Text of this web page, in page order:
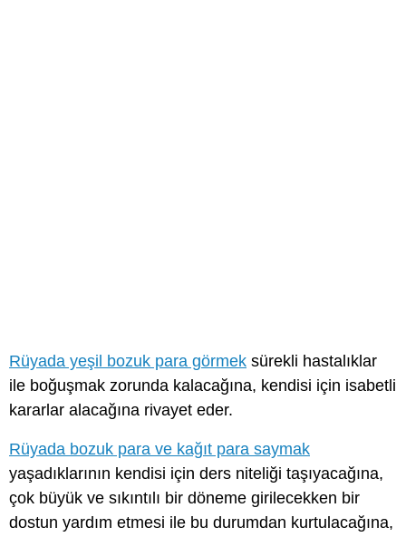
Rüyada yeşil bozuk para görmek sürekli hastalıklar
ile boğuşmak zorunda kalacağına, kendisi için isabetli
kararlar alacağına rivayet eder.
Rüyada bozuk para ve kağıt para saymak
yaşadıklarının kendisi için ders niteliği taşıyacağına,
çok büyük ve sıkıntılı bir döneme girilecekken bir
dostun yardım etmesi ile bu durumdan kurtulacağına,